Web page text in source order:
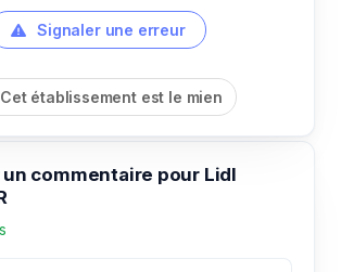
Signaler une erreur
Cet établissement est le mien
commentaire pour Lidl